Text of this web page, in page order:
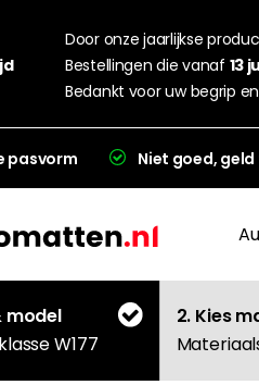
Door onze jaarlijkse
Bestellingen die vanaf 13
Bedankt voor uw begrip
pasvorm Niet goed,
model
W177
2. Kies